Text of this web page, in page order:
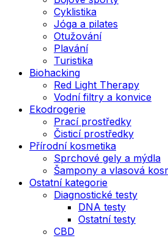
Cyklistika
Jóga a pilates
Otužování
Plavání
Turistika
Biohacking
Red Light Therapy
Vodní filtry a konvice
Ekodrogerie
Prací prostředky
Čisticí prostředky
Přírodní kosmetika
Sprchové gely a mýdla
Šampony a vlasová
Ostatní kategorie
Diagnostické testy
DNA testy
Ostatní testy
CBD